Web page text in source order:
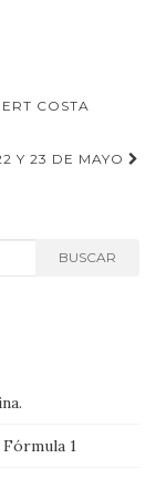
COSTA
Y 23 DE MAYO
BUSCAR
1